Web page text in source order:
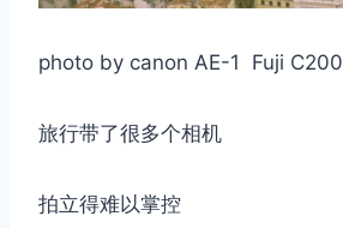
photo by canon AE-1 Fuji C200
旅行带了很多个相机
拍立得难以掌控